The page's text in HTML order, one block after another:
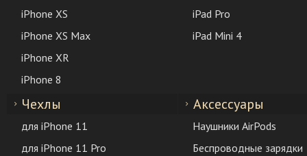
iPhone XS
iPhone XS Max
iPhone XR
iPhone 8
iPad Pro
iPad Mini 4
Чехлы
для iPhone 11
для iPhone 11 Pro
Аксессуары
Наушники AirPods
Беспроводные зарядки